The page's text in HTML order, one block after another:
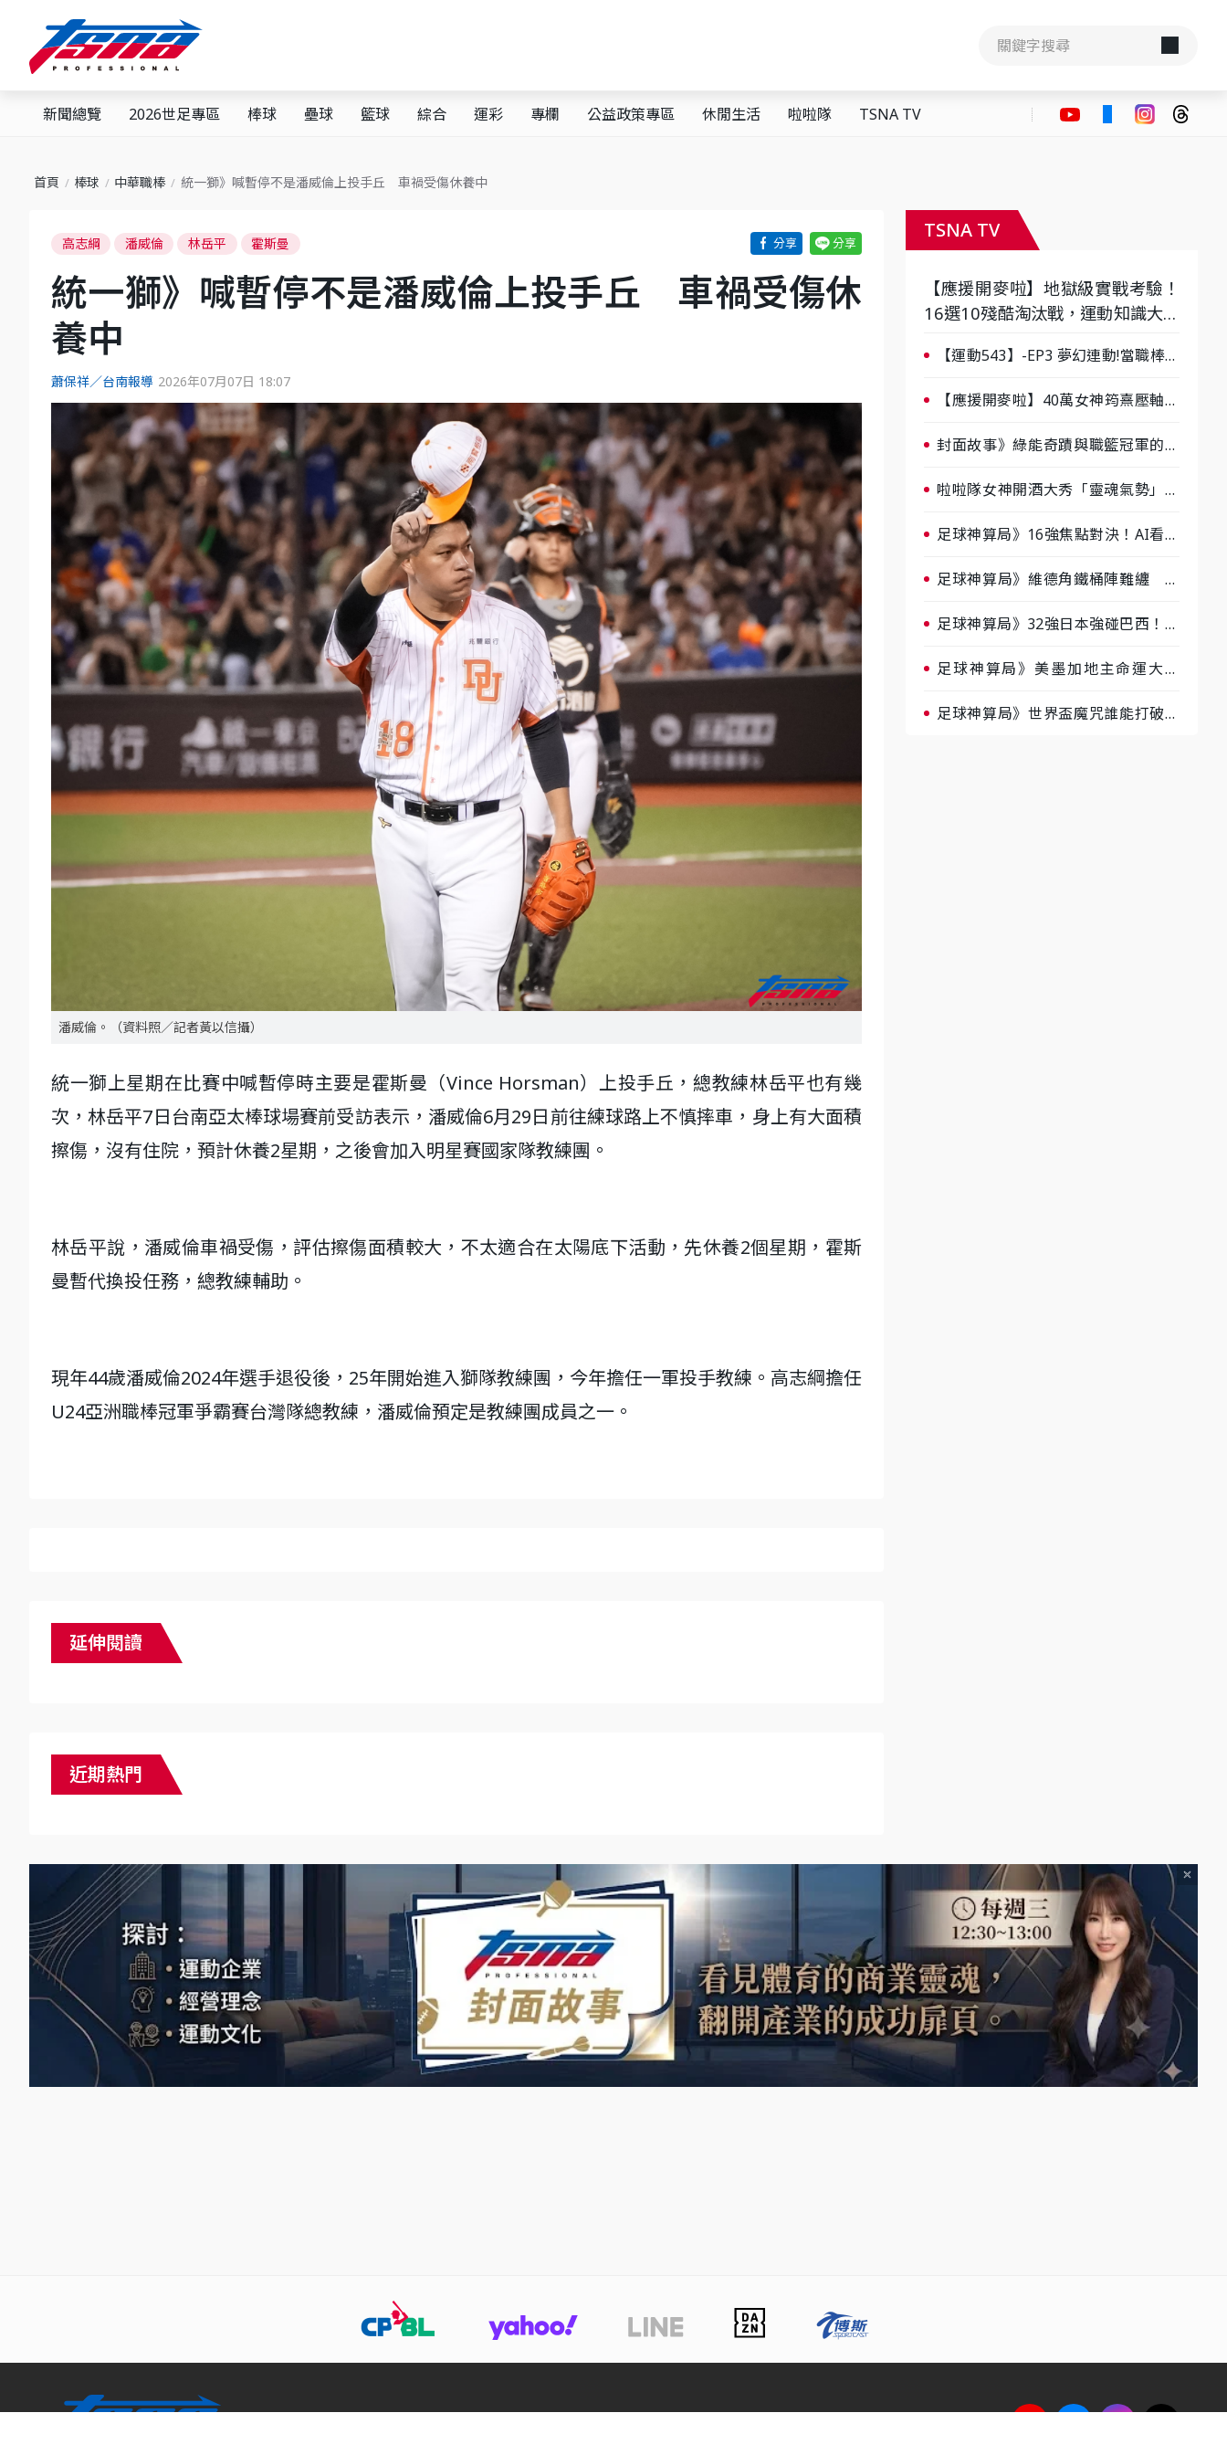
新聞總覽 2026世足專區 棒球 壘球 籃球 綜合 運彩 專欄 公益政策專區 休閒生活 啦啦隊 TSNA TV
首頁 棒球 中華職棒 統一獅》喊暫停不是潘威倫上投手丘 車禍受傷休養中
高志綱 潘威倫 林岳平 霍斯曼
統一獅》喊暫停不是潘威倫上投手丘 車禍受傷休
養中
蕭保祥／台南報導 2026年07月07日 18:07
潘威倫。（資料照／記者黃以信攝）
統一獅上星期在比賽中喊暫停時主要是霍斯曼（Vince Horsman）上投手丘，總教練林岳平也有幾
次，林岳平7日台南亞太棒球場賽前受訪表示，潘威倫6月29日前往練球路上不慎摔車，身上有大面積
擦傷，沒有住院，預計休養2星期，之後會加入明星賽國家隊教練團。
林岳平說，潘威倫車禍受傷，評估擦傷面積較大，不太適合在太陽底下活動，先休養2個星期，霍斯
曼暫代換投任務，總教練輔助。
現年44歲潘威倫2024年選手退役後，25年開始進入獅隊教練團，今年擔任一軍投手教練。高志綱擔任
U24亞洲職棒冠軍爭霸賽台灣隊總教練，潘威倫預定是教練團成員之一。
延伸閱讀
近期熱門
TSNA TV
【應援開麥啦】地獄級實戰考驗！
16選10殘酷淘汰戰，運動知識大會
【運動543】-EP3 夢幻連動!當職棒傳
【應援開麥啦】40萬女神筠熹壓軸！
比一個會-ep2
封面故事》綠能奇蹟與職籃冠軍的背
事》大談「心酸創業學」
啦啦隊女神開酒大秀「靈魂氣勢」！
大過招
足球神算局》16強焦點對決！AI看好
足球神算局》維德角鐵桶陣難纏 阿
足球神算局》32強日本強碰巴西！AI
爆冷
足球神算局》美墨加地主命運大解
足球神算局》世界盃魔咒誰能打破？